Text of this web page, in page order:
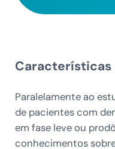
Paralelamente ao
de pacientes com
em fase leve ou
conhecimentos